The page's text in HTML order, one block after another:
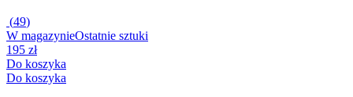
(49)
W magazynieOstatnie sztuki
195 zł
Do koszyka
Do koszyka